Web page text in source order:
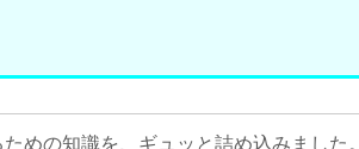
めの知識を、ギュッと詰め込みました。